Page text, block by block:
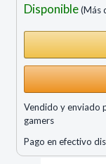
Disponible(Más
Vendido y enviado
gamers
Pago en efectivo